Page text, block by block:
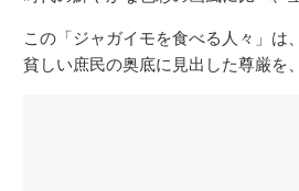
この「ジャガイモを食べる人々」は
貧しい庶民の奥底に見出した尊厳を